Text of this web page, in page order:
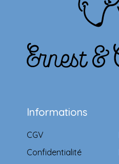
Informations
CGV
Confidentialité